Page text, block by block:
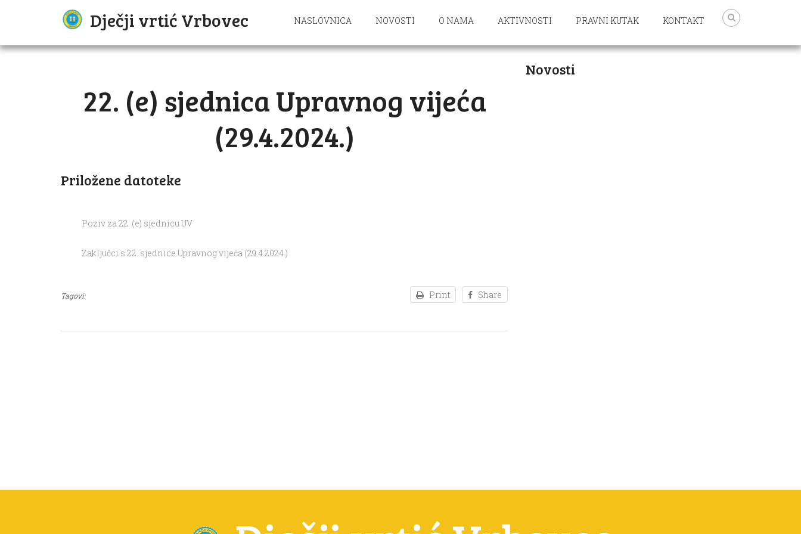
Dječji vrtić Vrbovec NASLOVNICA NOVOSTI O NAMA AKTIVNOSTI PRAVNI KUTAK KONTAKT
22. (e) sjednica Upravnog vijeća
(29.4.2024.)
Priložene datoteke
Poziv za 22. (e) sjednicu UV
Zaključci s 22. sjednice Upravnog vijeća (29.4.2024.)
Print Share
Tagovi:
Novosti